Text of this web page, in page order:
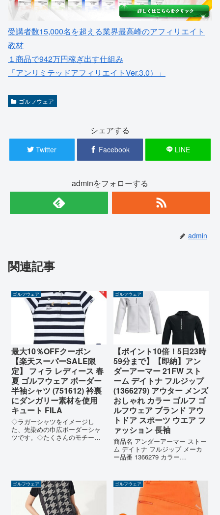
受講者数15,000名を超える業界最高峰のアフィリエイト
教材
１商品で942万円稼ぎ出す仕組み
「アンリミテッドアフィリエイトVer.3.0）」
ゴルフウェア
シェアする
Twitter Facebook LINE
adminをフォローする
admin
関連記事
ゴルフウェア
最大10％OFFクーポン
【楽天スーパーSALE限
定】 フィラ レディース 春
夏 ゴルフウェア ボーダー
半袖シャツ (751612) 衿裏
にダンガリー素材を使用
キュート FILA
◇ラガーシャツをイメージし
た、先染めの巾広ボーダーシャ
ツです。◇たくさんのモチーフ
ゴルフウェア
【ポイント10倍！5日23時
59分まで】【即納】アン
ダーアーマー 21FW スト
ーム デイトナ フルジップ
(1366279) アウター メンズ
おしゃれ カラー ゴルフ ゴ
ルフウェア ブランド アウ
トドア スポーツ ウエア フ
ァッション 長袖
商品名 アンダーアーマー ストー
ム デイトナ フルジップ メーカ
ー品番 1366279 カラー
XXL 注意 こちらの商品は、他の
通販サイトと在庫...
ゴルフウェア ゴルフウェア